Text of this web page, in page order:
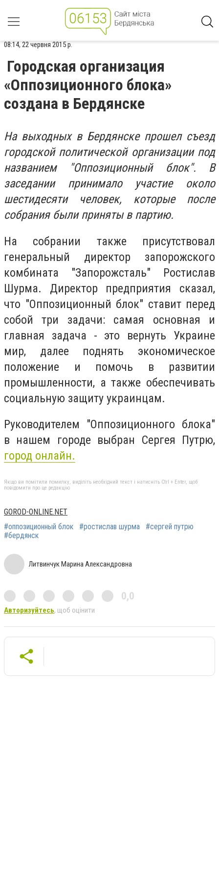
08:14, 22 червня 2015 р.
Городская организация
«Оппозиционного блока»
создана в Бердянске
На выходных в Бердянске прошел съезд
городской политической организации под
названием "Оппозиционный блок". В
заседании принимало участие около
шестидесяти человек, которые после
собрания были приняты в партию.
На собрании также присутствовал
генеральный директор запорожского
комбината "Запорожсталь" Ростислав
Шурма. Директор предприятия сказал,
что "Оппозиционный блок" ставит перед
собой три задачи: самая основная и
главная задача - это вернуть Украине
мир, далее поднять экономическое
положение и помочь в развитии
промышленности, а также обеспечивать
социальную защиту украинцам.
Руководителем "Оппозиционного блока"
в нашем городе выбран Сергея Путрю,
город онлайн.
Якщо ви помітили помилку, виділіть необхідний текст і натисніть Ctrl + Enter, щоб
повідомити про це редакцію
GOROD-ONLINE.NET
#оппозиционный блок
#ростислав шурма
#сергей путрю
#бердянск
Литвинчук Марина Александровна
0,0
Авторизуйтесь, щоб оцінити